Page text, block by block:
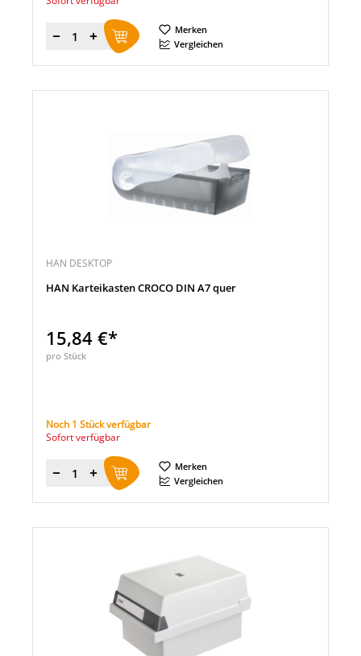
Menge
Merken
Vergleichen
HAN DESKTOP
HAN Karteikasten CROCO DIN A7 quer
15,84 €*
pro Stück
Noch 1 Stück verfügbar
Sofort verfügbar
Menge
Merken
Vergleichen